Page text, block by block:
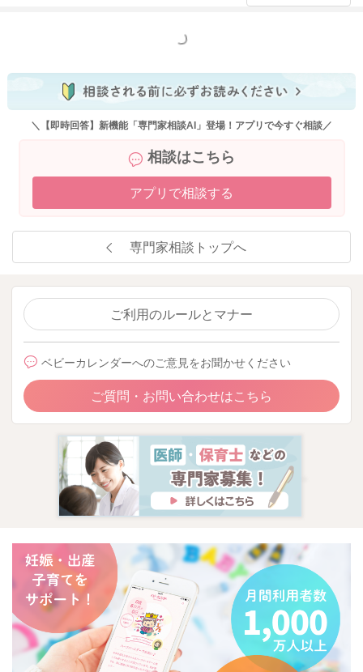
く分、飲んでもらえなかった方の間隔を少しは開けやすくなる
にと比べて気持ち少し楽になったなと感じていただける程度に
そうしていただくとトラブルも避けることができるのではと思
数日続けながら様子を見ていただき、張りの程度が落ち着いて
きた時には、両方を飲んでもらえるようにお試しいただけたら
2026/6/3 21:08
もっと見る
＼【即時回答】新機能「専門家相談AI」登場！アプリで今すぐ相談／
相談はこちら
アプリで相談する
専門家相談トップへ
ご利用のルールとマナー
ベビーカレンダーへのご意見をお聞かせください
ご質問・お問い合わせはこちら